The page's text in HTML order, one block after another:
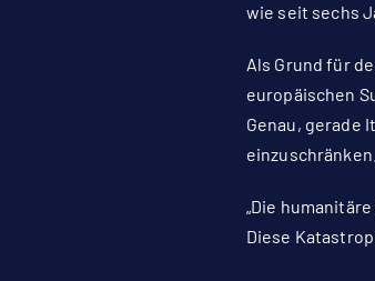
wie seit sechs
Als Grund für
europäischen
Genau, gerade
einzuschränken.
„Die
Diese